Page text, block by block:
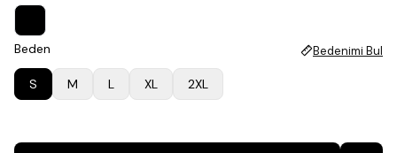
Beden Bedenimi Bul
S M L XL 2XL